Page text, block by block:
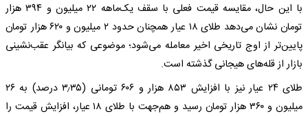
با این حال، مقایسه قیمت فعلی با سقف یک‌ماهه ۲۲ میلیون و ۳۹۴ هزار
تومان نشان می‌دهد طلای ۱۸ عیار همچنان حدود ۲ میلیون و ۶۲۰ هزار تومان
پایین‌تر از اوج تاریخی اخیر معامله می‌شود؛ موضوعی که بیانگر عقب‌نشینی
بازار از قله‌های هیجانی گذشته است.
طلای ۲۴ عیار نیز با افزایش ۸۵۳ هزار و ۶۰۶ تومانی (۳٫۳۵ درصد) به ۲۶
میلیون و ۳۶۰ هزار تومان رسید و هم‌جهت با طلای ۱۸ عیار، افزایش قیمت را